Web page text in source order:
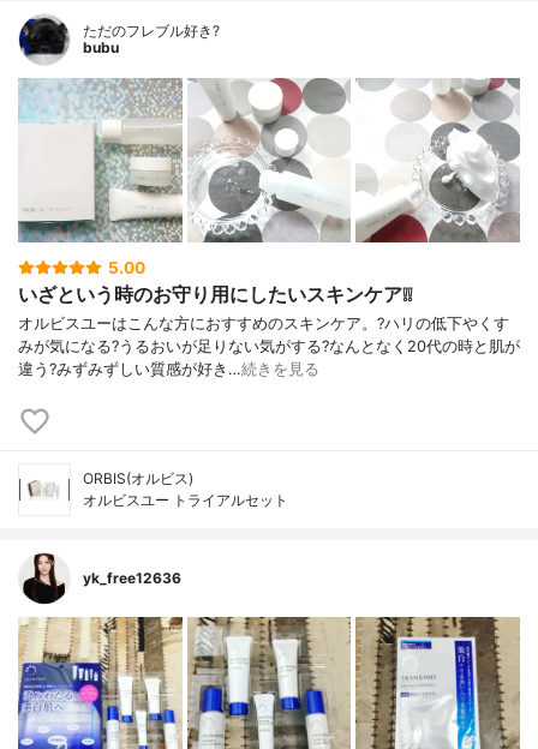
ただのフレブル好き?
bubu
5.00
いざという時のお守り用にしたいスキンケア❕❕
オルビスユーはこんな方におすすめのスキンケア。?ハリの低下やくす
みが気になる?うるおいが足りない気がする?なんとなく20代の時と肌が
違う?みずみずしい質感が好き…続きを見る
ORBIS(オルビス)
オルビスユー トライアルセット
yk_free12636